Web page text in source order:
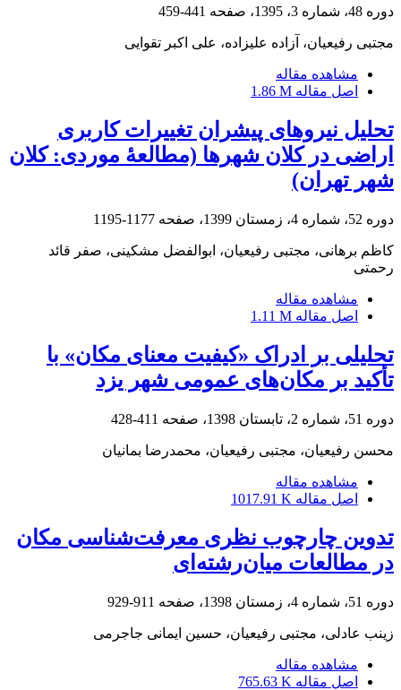
دوره 48، شماره 3، 1395، صفحه 441-459
مجتبی رفیعیان، آزاده علیزاده، علی اکبر تقوایی
مشاهده مقاله
اصل مقاله 1.86 M
تحلیل نیروهای پیشران تغییرات کاربری
اراضی در کلان شهرها (مطالعۀ موردی: کلان
شهر تهران)
دوره 52، شماره 4، زمستان 1399، صفحه 1177-1195
کاظم برهانی، مجتبی رفیعیان، ابوالفضل مشکینی، صفر قائد
رحمتی
مشاهده مقاله
اصل مقاله 1.11 M
تحلیلی بر ادراک «کیفیت معنای مکان» با
تأکید بر مکان‌های عمومی شهر یزد
دوره 51، شماره 2، تابستان 1398، صفحه 411-428
محسن رفیعیان، مجتبی رفیعیان، محمدرضا بمانیان
مشاهده مقاله
اصل مقاله 1017.91 K
تدوین چارچوب نظری معرفت‌شناسی مکان
در مطالعات میان‌رشته‌ای
دوره 51، شماره 4، زمستان 1398، صفحه 911-929
زینب عادلی، مجتبی رفیعیان، حسین ایمانی جاجرمی
مشاهده مقاله
اصل مقاله 765.63 K